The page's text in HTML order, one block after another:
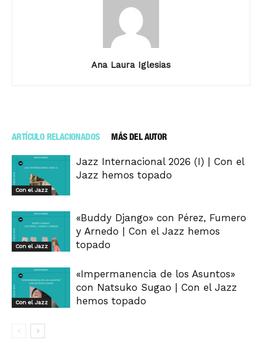
Ana Laura Iglesias
ARTÍCULO RELACIONADOS MÁS DEL AUTOR
Con el Jazz
Jazz Internacional 2026 (I) | Con el
Jazz hemos topado
Con el Jazz
«Buddy Django» con Pérez, Fumero
y Arnedo | Con el Jazz hemos
topado
Con el Jazz
«Impermanencia de los Asuntos»
con Natsuko Sugao | Con el Jazz
hemos topado